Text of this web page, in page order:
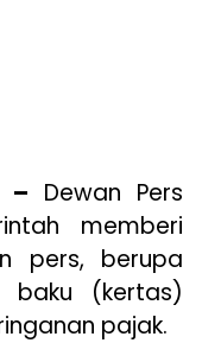
– Dewan Pers
memberi
pers, berupa
baku (kertas)
pajak.